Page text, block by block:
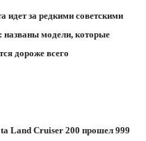
идет за редкими советскими
названы модели, которые
дороже всего
Land Cruiser 200 прошел 999